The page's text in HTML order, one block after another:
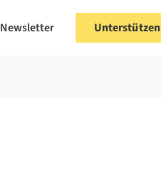
Newsletter Unterstützen